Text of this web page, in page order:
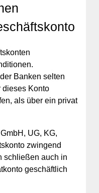
Banken selten
dieses Konto
als über ein privat
UG, KG,
zwingend
schließen auch in
geschäftlich